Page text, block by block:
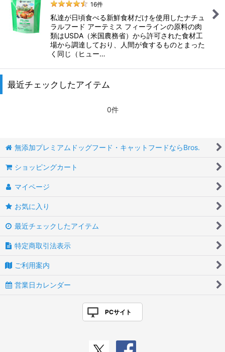
絞り込む
16件
私達が日頃食べる新鮮食材だけを使用したナチュ
ラルフード アーテミス フィーラインの原料の肉
類はUSDA（米国農務省）から許可された食材工
場から調達しており、人間が食するものとまった
く同じ（ヒュー…
最近チェックしたアイテム
0件
無添加プレミアムドッグフード・キャットフードならBros.
ショッピングカート
マイページ
お気に入り
最近チェックしたアイテム
特定商取引法表示
ご利用案内
営業日カレンダー
PCサイト